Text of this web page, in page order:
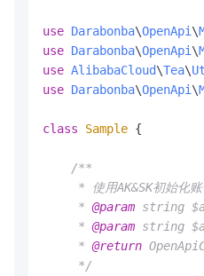
use Darabonba\OpenApi \
use Darabonba\OpenApi \
use AlibabaCloud\Tea\
use Darabonba\OpenApi \
class Sample {
/**
* 使用AK&SK初始化
     *
@param string
     *
@param string
     *
@return
     */